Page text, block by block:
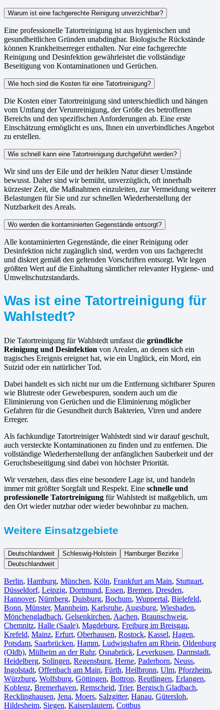
Warum ist eine fachgerechte Reinigung unverzichtbar?
Eine professionelle Tatortreinigung ist aus hygienischen und
gesundheitlichen Gründen unabdingbar. Biologische Rückstände
können Krankheitserreger enthalten. Nur eine fachgerechte
Reinigung und Desinfektion gewährleistet die vollständige
Beseitigung von Kontaminationen und Gerüchen.
Wie hoch sind die Kosten für eine Tatortreinigung?
Die Kosten einer Tatortreinigung sind unterschiedlich und hängen
vom Umfang der Verunreinigung, der Größe des betroffenen
Bereichs und den spezifischen Anforderungen ab. Eine erste
Einschätzung ermöglicht es uns, Ihnen ein unverbindliches Angebot
zu erstellen.
Wie schnell kann eine Tatortreinigung durchgeführt werden?
Wir sind uns der Eile und der heiklen Natur dieser Umstände
bewusst. Daher sind wir bemüht, unverzüglich, oft innerhalb
kürzester Zeit, die Maßnahmen einzuleiten, zur Vermeidung weiterer
Belastungen für Sie und zur schnellen Wiederherstellung der
Nutzbarkeit des Areals.
Wo werden die kontaminierten Gegenstände entsorgt?
Alle kontaminierten Gegenstände, die einer Reinigung oder
Desinfektion nicht zugänglich sind, werden von uns fachgerecht
und diskret gemäß den geltenden Vorschriften entsorgt. Wir legen
größten Wert auf die Einhaltung sämtlicher relevanter Hygiene- und
Umweltschutzstandards.
Was ist eine Tatortreinigung für
Wahlstedt?
Die Tatortreinigung für Wahlstedt umfasst die gründliche
Reinigung und Desinfektion von Arealen, an denen sich ein
tragisches Ereignis ereignet hat, wie ein Unglück, ein Mord, ein
Suizid oder ein natürlicher Tod.
Dabei handelt es sich nicht nur um die Entfernung sichtbarer Spuren
wie Blutreste oder Gewebespuren, sondern auch um die
Eliminierung von Gerüchen und die Eliminierung möglicher
Gefahren für die Gesundheit durch Bakterien, Viren und andere
Erreger.
Als fachkundige Tatortreiniger Wahlstedt sind wir darauf geschult,
auch versteckte Kontaminationen zu finden und zu entfernen. Die
vollständige Wiederherstellung der anfänglichen Sauberkeit und der
Geruchsbeseitigung sind dabei von höchster Priorität.
Wir verstehen, dass dies eine besondere Lage ist, und handeln
immer mit größter Sorgfalt und Respekt. Eine schnelle und
professionelle Tatortreinigung für Wahlstedt ist maßgeblich, um
den Ort wieder nutzbar oder wieder bewohnbar zu machen.
Weitere Einsatzgebiete
Deutschlandweit Schleswig-Holstein
Hamburger Bezirke
Deutschlandweit
Berlin⁠, Hamburg, München, Köln⁠, Frankfurt am Main, Stuttgart,
Düsseldorf, Leipzig, Dortmund, Essen, Bremen, Dresden,
Hannover, Nürnberg, Duisburg⁠, Bochum, Wuppertal⁠, Bielefeld⁠,
Bonn⁠, Münster⁠, Mannheim, Karlsruhe, Augsburg, Wiesbaden⁠,
Mönchengladbach⁠, Gelsenkirchen⁠, Aachen⁠, Braunschweig,
Chemnitz⁠, Halle (Saale)⁠, Magdeburg, Freiburg im Breisgau⁠,
Krefeld⁠, Mainz⁠, Erfurt, Oberhausen⁠, Rostock⁠, Kassel⁠, Hagen,
Potsdam, Saarbrücken⁠, Hamm, Ludwigshafen am Rhein⁠, Oldenburg
(Oldb), Mülheim an der Ruhr, Osnabrück⁠, Leverkusen, Darmstadt⁠,
Heidelberg, Solingen, Regensburg, Herne⁠, Paderborn, Neuss,
Ingolstadt, Offenbach am Main, Fürth⁠, Heilbronn, Ulm⁠, Pforzheim,
Würzburg, Wolfsburg⁠, Göttingen, Bottrop, Reutlingen, Erlangen⁠,
Koblenz, Bremerhaven⁠, Remscheid, Trier⁠, Bergisch Gladbach,
Recklinghausen, Jena⁠, Moers⁠, Salzgitter⁠, Hanau, Gütersloh,
Hildesheim⁠, Siegen⁠, Kaiserslautern⁠, Cottbus⁠